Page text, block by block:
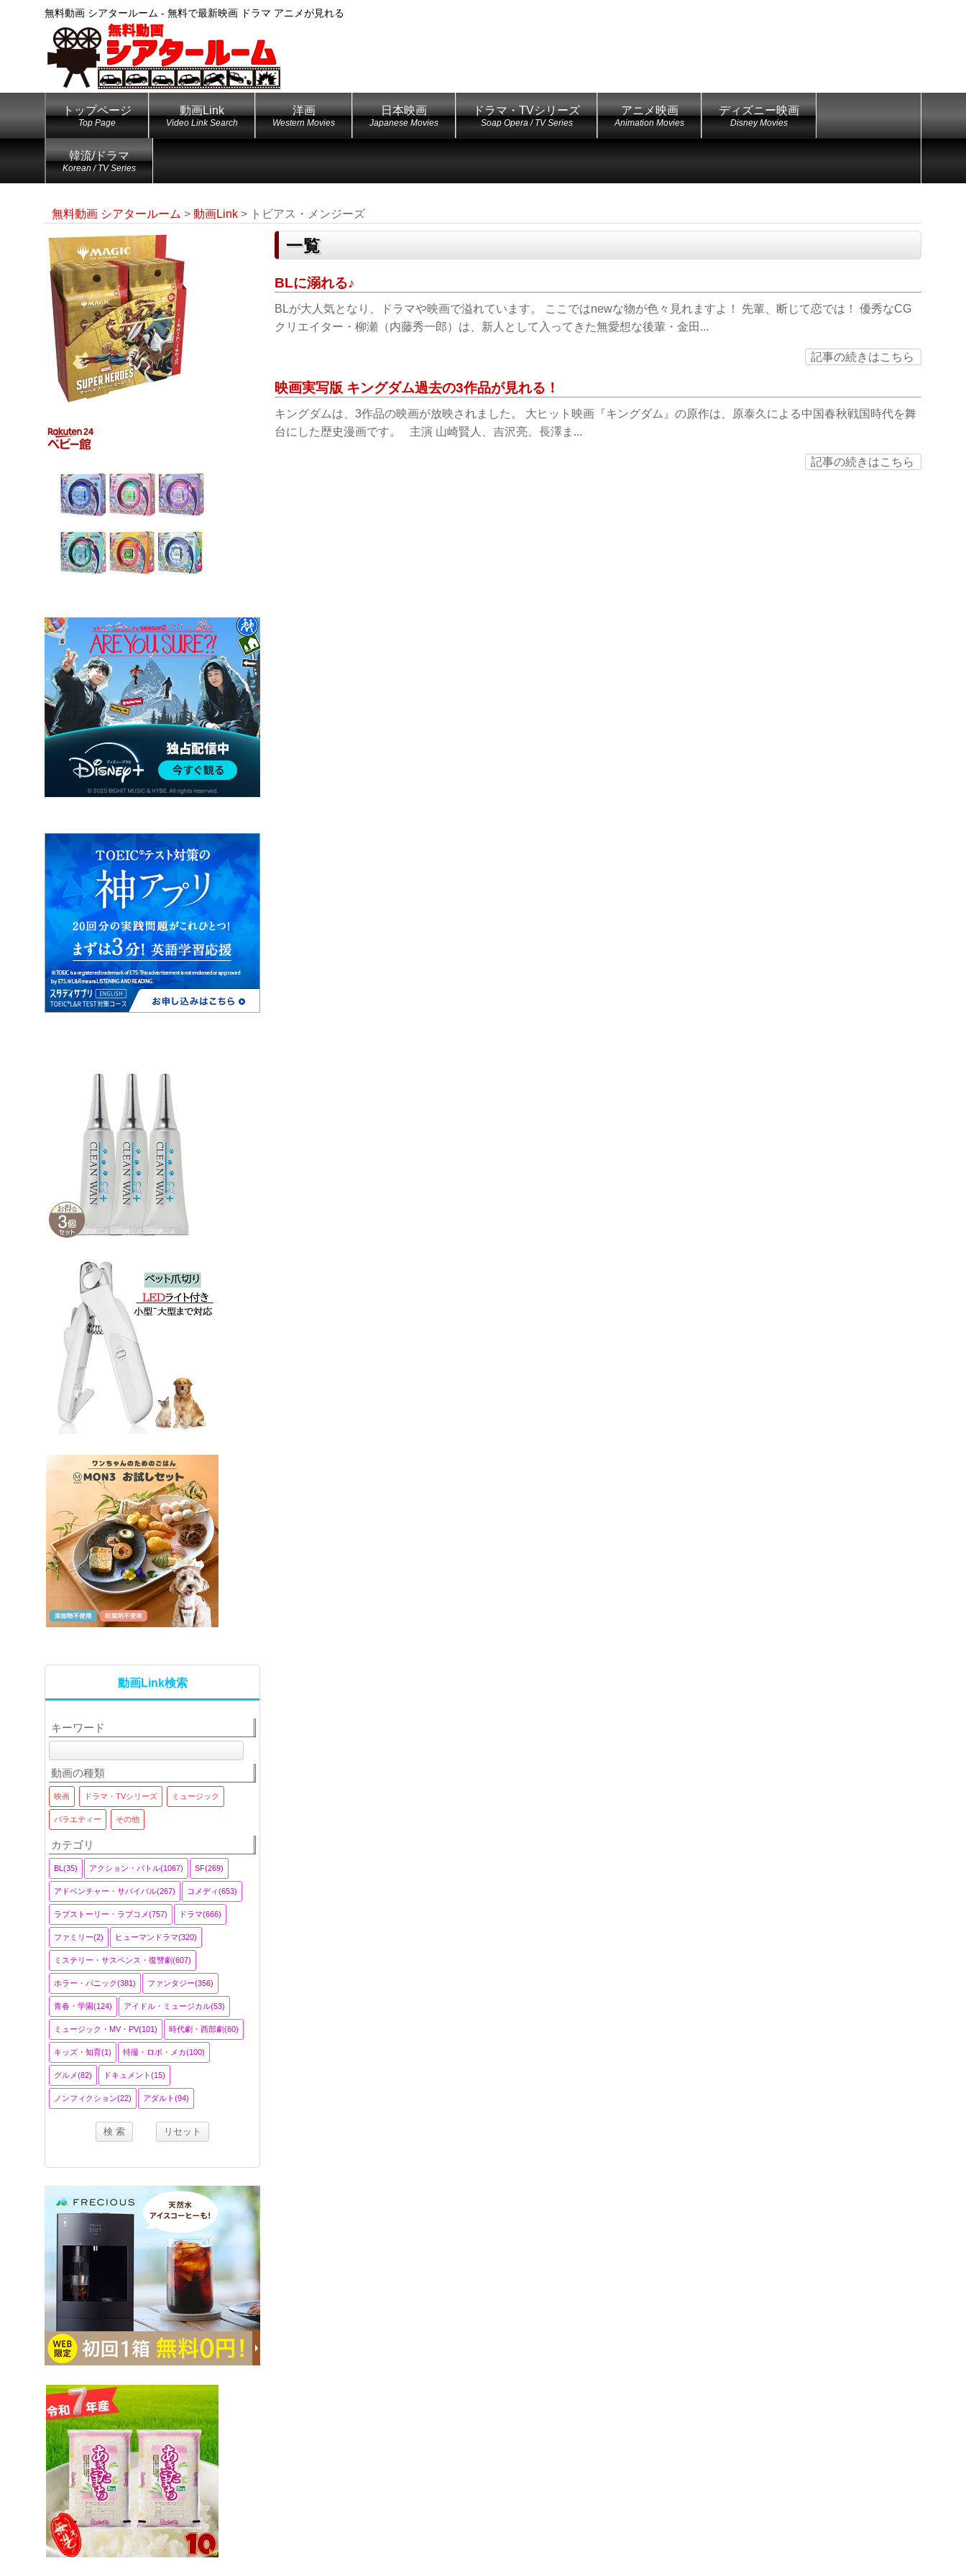
無料動画 シアタールーム - 無料で最新映画 ドラマ アニメが見れる
トップページ
Top Page
動画Link
Video Link Search
洋画
Western Movies
日本映画
Japanese Movies
ドラマ・TVシリーズ
Soap Opera / TV Series
アニメ映画
Animation Movies
ディズニー映画
Disney Movies
韓流/ドラマ
Korean / TV Series
無料動画 シアタールーム > 動画Link > トビアス・メンジーズ
一覧
BLに溺れる♪
BLが大人気となり、ドラマや映画で溢れています。 ここではnewな物が色々見れますよ！ 先輩、断じて恋では！ 優秀なCG
クリエイター・柳瀬（内藤秀一郎）は、新人として入ってきた無愛想な後輩・金田...
記事の続きはこちら
映画実写版 キングダム過去の3作品が見れる！
キングダムは、3作品の映画が放映されました。 大ヒット映画『キングダム』の原作は、原泰久による中国春秋戦国時代を舞
台にした歴史漫画です。 主演 山崎賢人、吉沢亮、長澤ま...
記事の続きはこちら
動画Link検索
キーワード
動画の種類
映画 ドラマ・TVシリーズ ミュージック
バラエティー その他
カテゴリ
BL(35) アクション・バトル(1067) SF(269)
アドベンチャー・サバイバル(267) コメディ(653)
ラブストーリー・ラブコメ(757) ドラマ(666)
ファミリー(2) ヒューマンドラマ(320)
ミステリー・サスペンス・復讐劇(607)
ホラー・パニック(381) ファンタジー(356)
青春・学園(124) アイドル・ミュージカル(53)
ミュージック・MV・PV(101) 時代劇・西部劇(60)
キッズ・知育(1) 特撮・ロボ・メカ(100)
グルメ(82) ドキュメント(15)
ノンフィクション(22) アダルト(94)